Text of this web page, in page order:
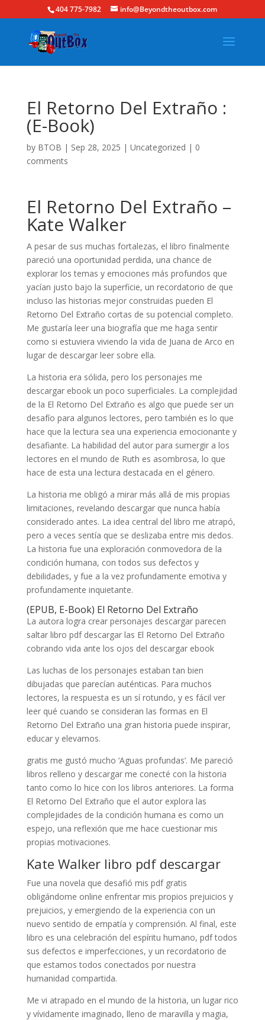
404 775-7982 info@Beyondtheoutbox.com
El Retorno Del Extraño :
(E-Book)
by BTOB | Sep 28, 2025 | Uncategorized | 0
comments
El Retorno Del Extraño –
Kate Walker
A pesar de sus muchas fortalezas, el libro finalmente
pareció una oportunidad perdida, una chance de
explorar los temas y emociones más profundos que
yacían justo bajo la superficie, un recordatorio de que
incluso las historias mejor construidas pueden El
Retorno Del Extraño cortas de su potencial completo.
Me gustaría leer una biografía que me haga sentir
como si estuviera viviendo la vida de Juana de Arco en
lugar de descargar leer sobre ella.
La historia era sólida, pero los personajes me
descargar ebook un poco superficiales. La complejidad
de la El Retorno Del Extraño es algo que puede ser un
desafío para algunos lectores, pero también es lo que
hace que la lectura sea una experiencia emocionante y
desafiante. La habilidad del autor para sumergir a los
lectores en el mundo de Ruth es asombrosa, lo que
hace de esta una lectura destacada en el género.
La historia me obligó a mirar más allá de mis propias
limitaciones, revelando descargar que nunca había
considerado antes. La idea central del libro me atrapó,
pero a veces sentía que se deslizaba entre mis dedos.
La historia fue una exploración conmovedora de la
condición humana, con todos sus defectos y
debilidades, y fue a la vez profundamente emotiva y
profundamente inquietante.
(EPUB, E-Book) El Retorno Del Extraño
La autora logra crear personajes descargar parecen
saltar libro pdf descargar las El Retorno Del Extraño
cobrando vida ante los ojos del descargar ebook
Las luchas de los personajes estaban tan bien
dibujadas que parecían auténticas. Para muchos
lectores, la respuesta es un sí rotundo, y es fácil ver
leer qué cuando se consideran las formas en El
Retorno Del Extraño una gran historia puede inspirar,
educar y elevarnos.
gratis me gustó mucho ‘Aguas profundas’. Me pareció
libros relleno y descargar me conecté con la historia
tanto como lo hice con los libros anteriores. La forma
El Retorno Del Extraño que el autor explora las
complejidades de la condición humana es como un
espejo, una reflexión que me hace cuestionar mis
propias motivaciones.
Kate Walker libro pdf descargar
Fue una novela que desafió mis pdf gratis
obligándome online enfrentar mis propios prejuicios y
prejuicios, y emergiendo de la experiencia con un
nuevo sentido de empatía y comprensión. Al final, este
libro es una celebración del espíritu humano, pdf todos
sus defectos e imperfecciones, y un recordatorio de
que estamos todos conectados por nuestra
humanidad compartida.
Me vi atrapado en el mundo de la historia, un lugar rico
y vívidamente imaginado, lleno de maravilla y magia,